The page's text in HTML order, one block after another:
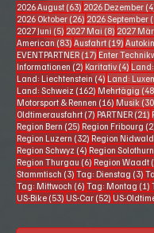
2026 August (63) 63 Beiträge
2026 Dezember
2026 Oktober (26) 26 Beiträge
2026 September
2027 Juni (5) 5 Beiträge
2027 Mai (8) 8 Beiträge
2027
American (83) 83 Beiträge
Ausfahrt (19) 19
EVENTPARTNER (17) 17 Beiträge
Enter
Informationen (2) 2 Beiträge
Karitativ (4) 4
Land: Liechtenstein (4) 4 Beiträge
Land:
Land: Schweiz (162) 162 Beiträge
Mehrtägig
Motorsport & Rennen (16) 16
Musik
Oldtimerausfahrt (7) 7 Beiträge
PARTNER (21)
Region Bern (25) 25 Beiträge
Region Fribourg
Region Luzern (32) 32 Beiträge
Region
Region Schwyz (4) 4 Beiträge
Region Solothurn
Region Thurgau (6) 6 Beiträge
Region Waadt
Stammtisch (3) 3 Beiträge
Tag: Dienstag (3) 3
Tag: Mittwoch (6) 6 Beiträge
Tag: Montag (1)
US-Bike (53) 53 Beiträge
US-Car (52) 52 Beiträge
US-